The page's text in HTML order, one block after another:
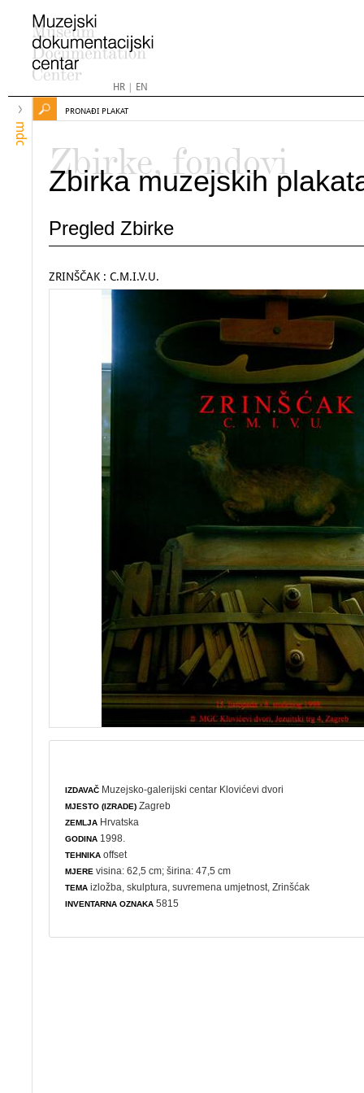
HR| EN
mdc
PRONAĐI PLAKAT
Zbirke, fondovi
Zbirka muzejskih
Pregled Zbirke
ZRINŠČAK : C.M.I.V.U.
IZDAVAČ Muzejsko-galerijski centar Klovićevi dvori
MJESTO (IZRADE) Zagreb
ZEMLJA Hrvatska
GODINA 1998.
TEHNIKA offset
MJERE visina: 62,5 cm; širina: 47,5 cm
TEMA izložba ,skulptura ,suvremena umjetnost , Zrinšćak
INVENTARNA OZNAKA 5815